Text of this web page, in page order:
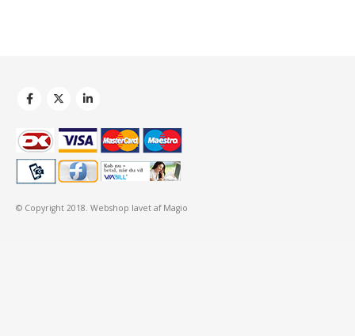
© Copyright 2018. Webshop lavet af Magio